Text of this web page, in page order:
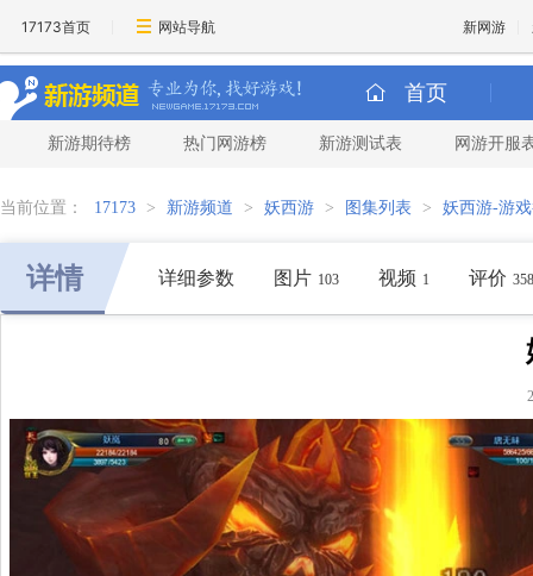
17173首页 网站导航 新网游
首页
新游期待榜 热门网游榜 新游测试表 网游开服
当前位置： 17173 > 新游频道 > 妖西游 > 图集列表 > 妖西游-游
详情 详细参数 图片 103 视频 1 评价 358